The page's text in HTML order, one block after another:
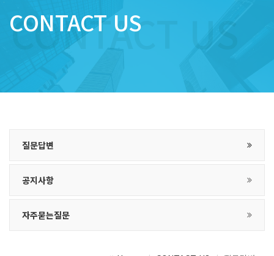
CONTACT US
질문답변
공지사항
자주묻는질문